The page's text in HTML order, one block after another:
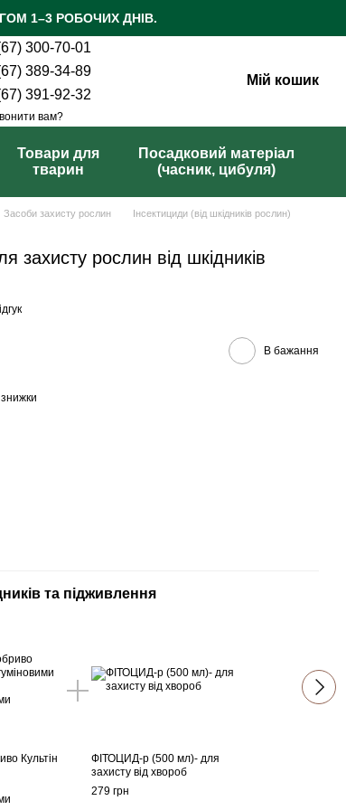
1–3 РОБОЧИХ ДНІВ.
300-70-01
389-34-89
391-92-32
вам?
Мій кошик
Товари для
тварин
Посадковий матеріал
(часник, цибуля)
Засоби захисту рослин
Інсектициди (від шкідників рослин)
рослин від шкідників
В бажання
та підживлення
Культін
ФІТОЦИД-р (500 мл)- для
захисту від хвороб
279 грн